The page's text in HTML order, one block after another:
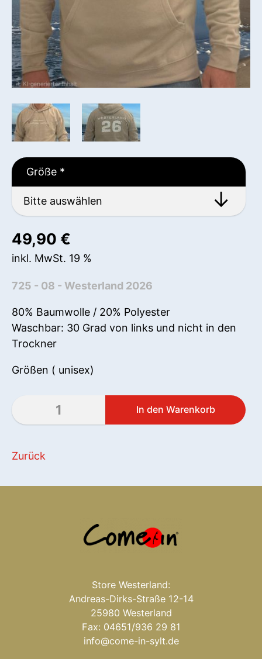
Größe *
49,90 €
inkl. MwSt. 19 %
725 - 08 - Westerland 2026
80% Baumwolle / 20% Polyester
Waschbar: 30 Grad von links und nicht in den
Trockner
Größen ( unisex)
Zurück
Store Westerland:
Andreas-Dirks-Straße 12-14
25980 Westerland
Fax: 04651/936 29 81
info@come-in-sylt.de